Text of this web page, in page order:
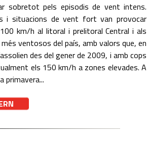
sobretot pels episodis de vent intens.
i situacions de vent fort van provocar
km/h al litoral i prelitoral Central i als
ventosos del país, amb valors que, en
des del gener de 2009, i amb cops
els 150 km/h a zones elevades. A
primavera...